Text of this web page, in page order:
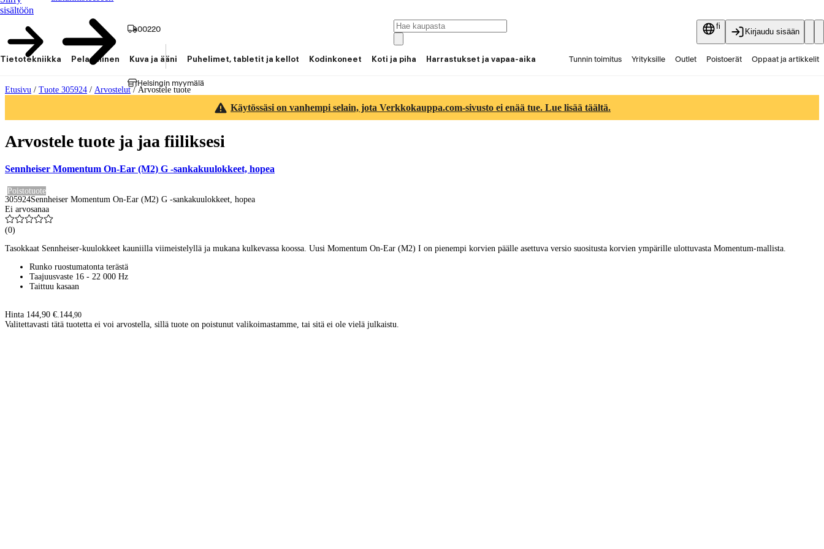
sisältöön
00220
Helsingin myymälä
fi
Kirjaudu sisään
Tietotekniikka Pelaaminen Kuva ja ääni Puhelimet, tabletit ja kellot Kodinkoneet Koti ja piha Harrastukset ja vapaa-aika Tunnin toimitus Yrityksille Outlet Poistoerät Oppaat ja artikkelit
Etusivu / Tuote 305924 / Arvostelut/ Arvostele tuote
Käytössäsi on vanhempi selain, jota Verkkokauppa.com-sivusto ei enää tue. Lue lisää täältä.
Arvostele tuote ja jaa fiiliksesi
Sennheiser Momentum On-Ear (M2) G -sankakuulokkeet, hopea
Poistotuote
305924Sennheiser Momentum On-Ear (M2) G -sankakuulokkeet, hopea
Ei arvosanaa
(0)
Tasokkaat Sennheiser-kuulokkeet kauniilla viimeistelyllä ja mukana kulkevassa koossa. Uusi Momentum On-Ear (M2) I on pienempi korvien päälle asettuva versio suositusta korvien ympärille ulottuvasta Momentum-mallista.
Runko ruostumatonta terästä
Taajuusvaste 16 - 22 000 Hz
Taittuu kasaan
Hinta 144,90 €.144,90
Valitettavasti tätä tuotetta ei voi arvostella, sillä tuote on poistunut valikoimastamme, tai sitä ei ole vielä julkaistu.